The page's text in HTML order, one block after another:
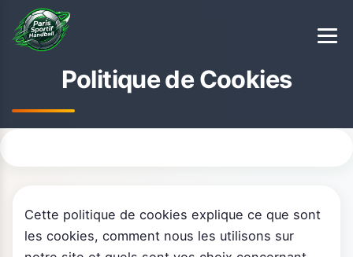
Politique de Cookies
Cette politique de cookies explique ce que sont
les cookies, comment nous les utilisons sur